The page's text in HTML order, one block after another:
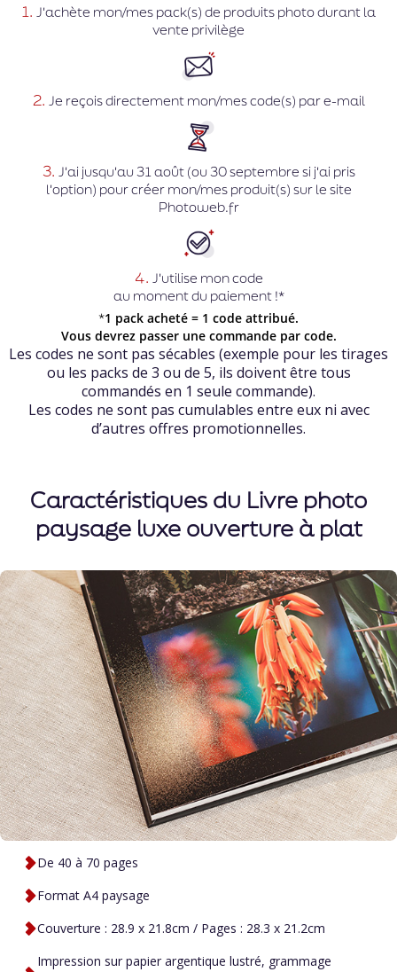
1. J'achète mon/mes pack(s) de produits photo durant la
vente privilège
2. Je reçois directement mon/mes code(s) par e-mail
3. J'ai jusqu'au 31 août (ou 30 septembre si j'ai pris
l'option) pour créer mon/mes produit(s) sur le site
Photoweb.fr
4. J'utilise mon code
au moment du paiement !*
*1 pack acheté = 1 code attribué.
Vous devrez passer une commande par code.
Les codes ne sont pas sécables (exemple pour les tirages
ou les packs de 3 ou de 5, ils doivent être tous
commandés en 1 seule commande).
Les codes ne sont pas cumulables entre eux ni avec
d’autres offres promotionnelles.
Caractéristiques du Livre photo
paysage luxe ouverture à plat
De 40 à 70 pages
Format A4 paysage
Couverture : 28.9 x 21.8cm / Pages : 28.3 x 21.2cm
Impression sur papier argentique lustré, grammage